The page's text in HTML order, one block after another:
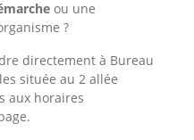
ou une
?
directement à Bureau
située au 2 allée
aux horaires